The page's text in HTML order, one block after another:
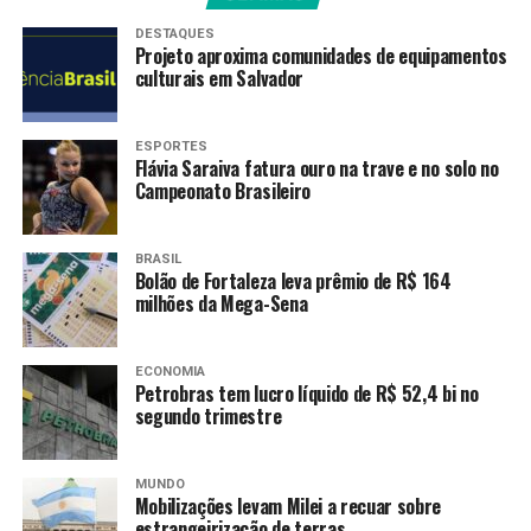
A Receita Federal estima que cerca de 44 milhões de
declarações deverão ser entregues até o final do
prazo, às 23h59min59s desta sexta-feira. Em 2025,
dentro do prazo legal, foram entregues 43,3 milhões de
declarações.
“Devemos atingir esse volume, próximo de 44 milhões de
contribuintes, fazendo a declaração do Imposto de
Renda”, destacou o secretário da Receita Federal.
Malha Fina
A Receita também informou que, proporcionalmente, a
quantidade de declarações que caíram na malha fina
aumentou no exercício de 2026: 4,97% ante 4,68%, em
2025, considerando os dados do último dia do prazo
legal para entrega da declaração.
DESTAQUES
Projeto aproxima comunidades de equipamentos
culturais em Salvador
ESPORTES
Flávia Saraiva fatura ouro na trave e no solo no
Campeonato Brasileiro
BRASIL
Bolão de Fortaleza leva prêmio de R$ 164
milhões da Mega-Sena
ECONOMIA
Petrobras tem lucro líquido de R$ 52,4 bi no
segundo trimestre
MUNDO
Mobilizações levam Milei a recuar sobre